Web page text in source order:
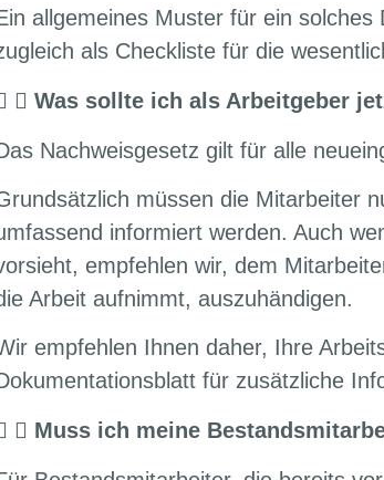
allgemeines Muster für ein
als Checkliste für die
Was sollte ich als Arbeitgeber
Nachweisgesetz gilt für alle
müssen die Mitarbeiter
informiert werden. Auch
empfehlen wir, dem
Arbeit aufnimmt, auszuhändigen.
empfehlen Ihnen daher, Ihre
für zusätzliche
Muss ich meine